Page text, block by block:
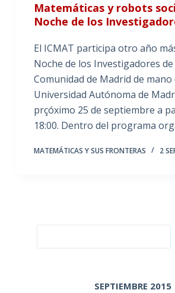
Matemáticas y robots
Noche de los
El ICMAT participa otro año
Noche de los Investigadores de
Comunidad de Madrid de mano
Universidad Autónoma de
prçóximo 25 de septiembre a
18:00. Dentro del programa
MATEMÁTICAS Y SUS FRONTERAS 2
SEPTIEMBRE 2015